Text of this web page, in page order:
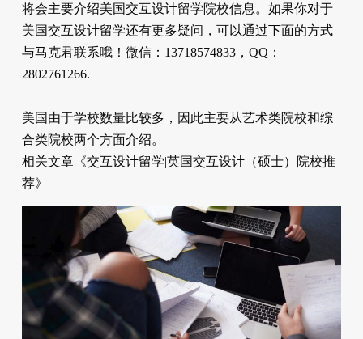
将会主要介绍美国交互设计留学院校信息。如果你对于
美国交互设计留学还有更多疑问，可以通过下面的方式
与马克君联系哦！微信：13718574833，QQ：
2802761266.
美国由于学校数量比较多，因此主要从艺术类院校和综
合类院校两个方面介绍。
相关文章《交互设计留学|英国交互设计（硕士）院校推
荐》